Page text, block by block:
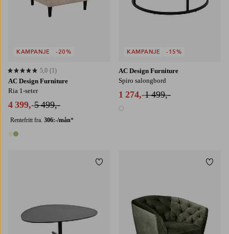
AC Design Furniture
Ria 1-seter
4 399,-5 499,-
Rentefritt fra. 306:-/mån*
2 farger
5,0 basert på 1 karaktergivninger
5,0 (1)
KAMPANJE -20%
AC Design Furniture
Spiro salongbord
1 274,-1 499,-
1 farge
KAMPANJE -15%
Legg til favoritter